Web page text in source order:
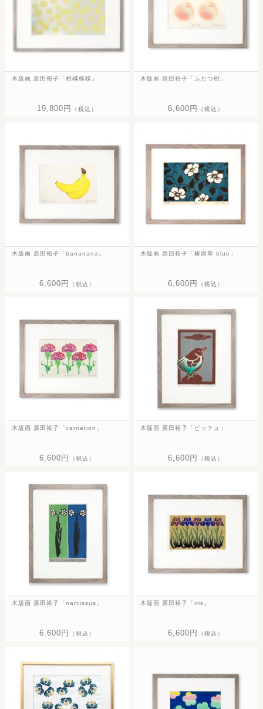
木版画 原田裕子「柑橘模様」
19,800円 （税込）
木版画 原田裕子「ふたつ桃」
6,600円 （税込）
木版画 原田裕子「bananana」
6,600円 （税込）
木版画 原田裕子「椿唐草 blue」
6,600円 （税込）
木版画 原田裕子「carnation」
6,600円 （税込）
木版画 原田裕子「ピッチュ」
6,600円 （税込）
木版画 原田裕子「narcissus」
6,600円 （税込）
木版画 原田裕子「iris」
6,600円 （税込）